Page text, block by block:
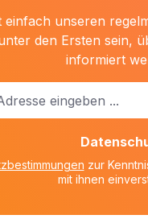
einfach unseren
den Ersten sein,
informiert
zur
mit ihnen